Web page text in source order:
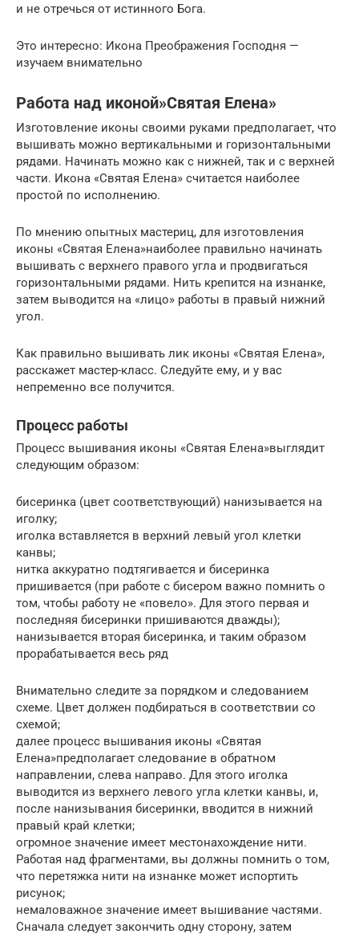
и не отречься от истинного Бога.
Это интересно: Икона Преображения Господня —
изучаем внимательно
Работа над иконой»Святая Елена»
Изготовление иконы своими руками предполагает, что
вышивать можно вертикальными и горизонтальными
рядами. Начинать можно как с нижней, так и с верхней
части. Икона «Святая Елена» считается наиболее
простой по исполнению.
По мнению опытных мастериц, для изготовления
иконы «Святая Елена»наиболее правильно начинать
вышивать с верхнего правого угла и продвигаться
горизонтальными рядами. Нить крепится на изнанке,
затем выводится на «лицо» работы в правый нижний
угол.
Как правильно вышивать лик иконы «Святая Елена»,
расскажет мастер-класс. Следуйте ему, и у вас
непременно все получится.
Процесс работы
Процесс вышивания иконы «Святая Елена»выглядит
следующим образом:
бисеринка (цвет соответствующий) нанизывается на
иголку;
иголка вставляется в верхний левый угол клетки
канвы;
нитка аккуратно подтягивается и бисеринка
пришивается (при работе с бисером важно помнить о
том, чтобы работу не «повело». Для этого первая и
последняя бисеринки пришиваются дважды);
нанизывается вторая бисеринка, и таким образом
прорабатывается весь ряд
Внимательно следите за порядком и следованием
схеме. Цвет должен подбираться в соответствии со
схемой;
далее процесс вышивания иконы «Святая
Елена»предполагает следование в обратном
направлении, слева направо. Для этого иголка
выводится из верхнего левого угла клетки канвы, и,
после нанизывания бисеринки, вводится в нижний
правый край клетки;
огромное значение имеет местонахождение нити.
Работая над фрагментами, вы должны помнить о том,
что перетяжка нити на изнанке может испортить
рисунок;
немаловажное значение имеет вышивание частями.
Сначала следует закончить одну сторону, затем